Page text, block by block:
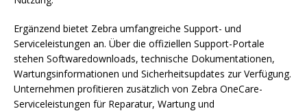
Ergänzend bietet Zebra umfangreiche Support- und
Serviceleistungen an. Über die offiziellen Support-Portale
stehen Softwaredownloads, technische Dokumentationen,
Wartungsinformationen und Sicherheitsupdates zur Verfügung.
Unternehmen profitieren zusätzlich von Zebra OneCare-
Serviceleistungen für Reparatur, Wartung und